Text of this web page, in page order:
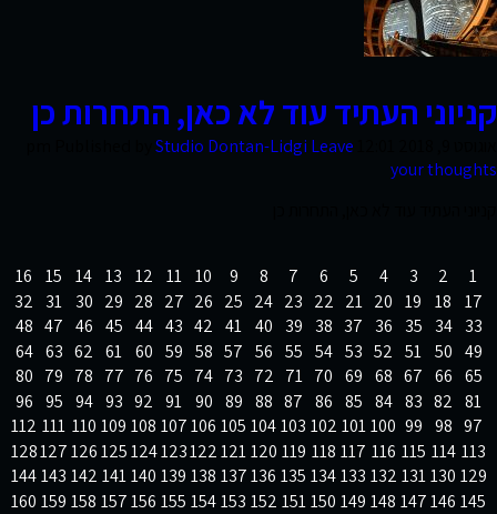
צרו
קשר
קניוני העתיד עוד לא כאן, התחרות כן
Studio Dontan-Lidgi Leave
your thoughts
1
2
3
4
5
6
7
8
9
10
11
12
13
14
15
16
17
18
19
20
21
22
23
24
25
26
27
28
29
30
31
32
33
34
35
36
37
38
39
40
41
42
43
44
45
46
47
48
49
50
51
52
53
54
55
56
57
58
59
60
61
62
63
64
65
66
67
68
69
70
71
72
73
74
75
76
77
78
79
80
81
82
83
84
85
86
87
88
89
90
91
92
93
94
95
96
97
98
99
100
101
102
103
104
105
106
107
108
109
110
111
112
113
114
115
116
117
118
119
120
121
122
123
124
125
126
127
128
129
130
131
132
133
134
135
136
137
138
139
140
141
142
143
144
145
146
147
148
149
150
151
152
153
154
155
156
157
158
159
160